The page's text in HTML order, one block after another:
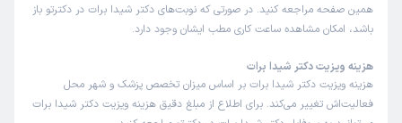
همین صفحه مراجعه کنید. در صورتی که نوبت‌های دکتر شیدا برات در دکترتو باز
باشد، امکان مشاهده ساعت کاری مطب ایشان وجود دارد.
هزینه ویزیت دکتر شیدا برات
هزینه ویزیت دکتر شیدا برات بر اساس میزان تخصص پزشک و شهر محل
فعالیت‌اش تغییر می‌کند. برای اطلاع از مبلغ دقیق هزینه ویزیت دکتر شیدا برات